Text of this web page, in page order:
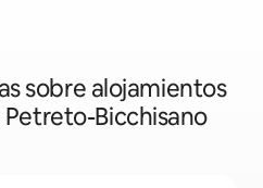
sobre alojamientos
Bicchisano